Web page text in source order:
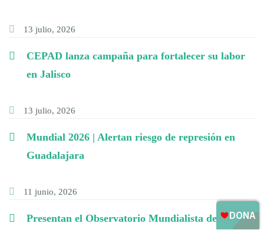
13 julio, 2026
CEPAD lanza campaña para fortalecer su labor
en Jalisco
13 julio, 2026
Mundial 2026 | Alertan riesgo de represión en
Guadalajara
11 junio, 2026
Presentan el Observatorio Mundialista de